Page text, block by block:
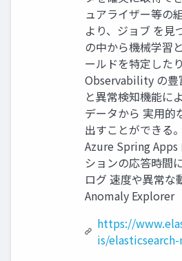
ュアライザー等の
より、ジョブ を⾒
の中から機械学習
ールドを特定した
Observability の豊
と異常検知機能に
データから 実⽤的
出すことができる
Azure Spring Apps
ションの応答時間
ログ 速度や異常な
Anomaly Explorer
https://
is/